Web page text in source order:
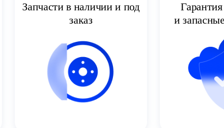
Запчасти в наличии и под
заказ
и